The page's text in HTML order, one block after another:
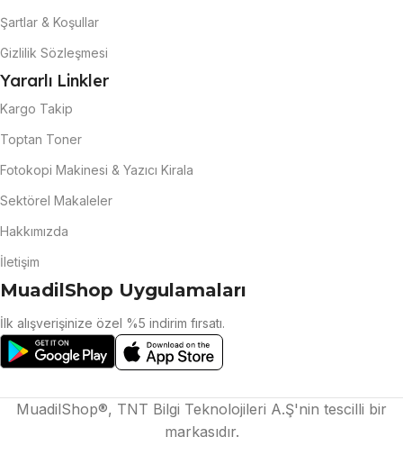
Şartlar & Koşullar
Gizlilik Sözleşmesi
Yararlı Linkler
Kargo Takip
Toptan Toner
Fotokopi Makinesi & Yazıcı Kirala
Sektörel Makaleler
Hakkımızda
İletişim
MuadilShop Uygulamaları
İlk alışverişinize özel %5 indirim fırsatı.
MuadilShop®, TNT Bilgi Teknolojileri A.Ş'nin tescilli bir
markasıdır.